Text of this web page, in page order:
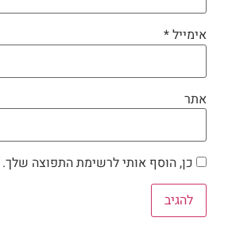
אימייל*
אתר
כן, הוסף אותי לרשימת התפוצה שלך.